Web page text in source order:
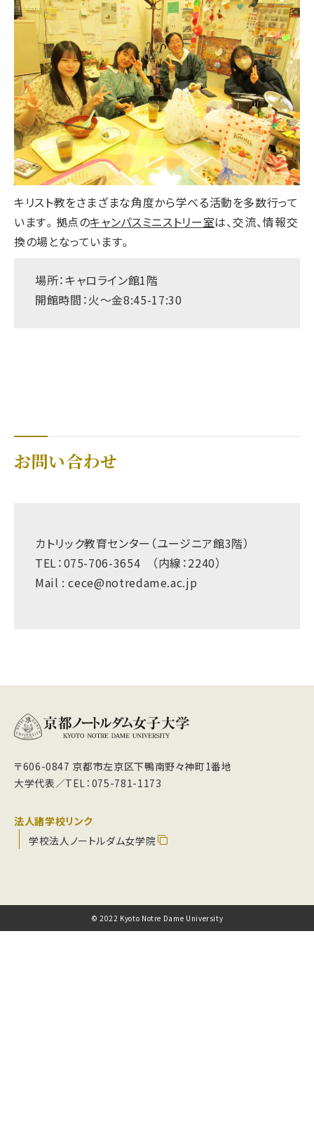
キリスト教をさまざまな角度から学べる活動を多数行って
います。拠点のキャンパスミニストリー室は、交流、情報交
換の場となっています。
場所：キャロライン館1階
開館時間：火～金8:45-17:30
お問い合わせ
カトリック教育センター（ユージニア館3階）
TEL：075-706-3654 （内線：2240）
Mail : cece@notredame.ac.jp
〒606-0847 京都市左京区下鴨南野々神町1番地
大学代表／TEL：075-781-1173
法人諸学校リンク
学校法人ノートルダム女学院
© 2022 Kyoto Notre Dame University